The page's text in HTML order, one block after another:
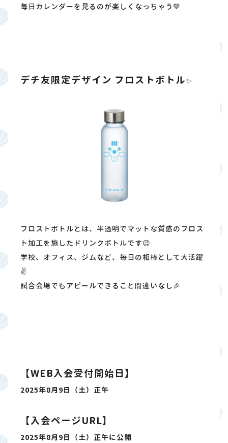
毎日カレンダーを見るのが楽しくなっちゃう💙
デチ友限定デザイン フロストボトル✨
フロストボトルとは、半透明でマットな質感のフロス
ト加工を施したドリンクボトルです😉
学校、オフィス、ジムなど、毎日の相棒として大活躍
✌️
試合会場でもアピールできること間違いなし🎉
【WEB入会受付開始日】
2025年8月9日（土）正午
【入会ページURL】
2025年8月9日（土）正午に公開